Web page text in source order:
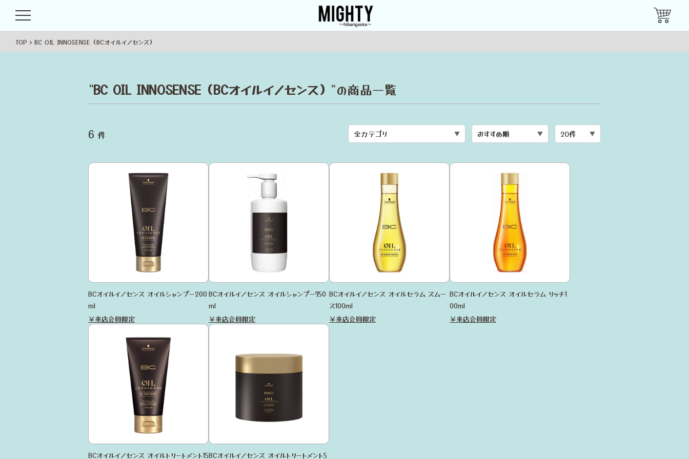
TOP BC OIL INNOSENSE（BCオイルイノセンス）
“BC OIL INNOSENSE（BCオイルイノセンス） ”の商品一覧
6 件
BCオイルイノセンス オイルシャンプー200
ml
￥来店会員限定
BCオイルイノセンス オイルシャンプー750
ml
￥来店会員限定
BCオイルイノセンス オイルセラム スムー
ス100ml
￥来店会員限定
BCオイルイノセンス オイルセラム リッチ1
00ml
￥来店会員限定
BCオイルイノセンス オイルトリートメント15BCオイルイノセンス オイルトリートメント5